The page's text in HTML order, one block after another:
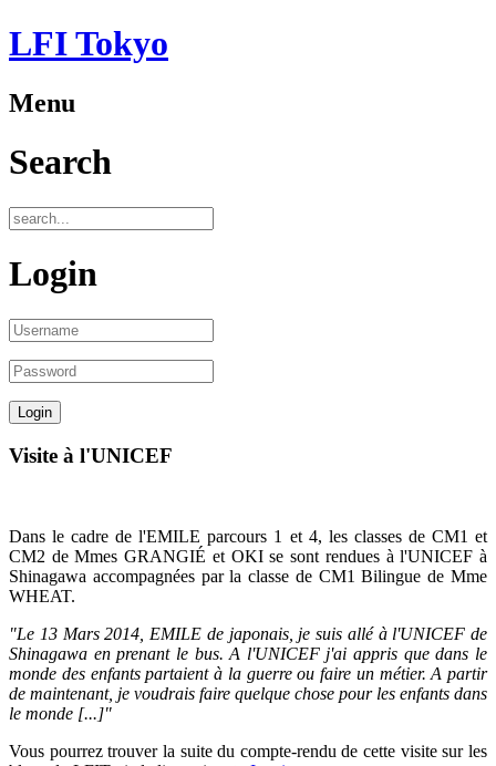
LFI Tokyo
Menu
Search
Login
Visite à l'UNICEF
Dans le cadre de l'EMILE parcours 1 et 4, les classes de CM1 et
CM2 de Mmes GRANGIÉ et OKI se sont rendues à l'UNICEF à
Shinagawa accompagnées par la classe de CM1 Bilingue de Mme
WHEAT.
"Le 13 Mars 2014, EMILE de japonais, je suis allé à l'UNICEF de
Shinagawa en prenant le bus. A l'UNICEF j'ai appris que dans le
monde des enfants partaient à la guerre ou faire un métier. A partir
de maintenant, je voudrais faire quelque chose pour les enfants dans
le monde [...]"
Vous pourrez trouver la suite du compte-rendu de cette visite sur les